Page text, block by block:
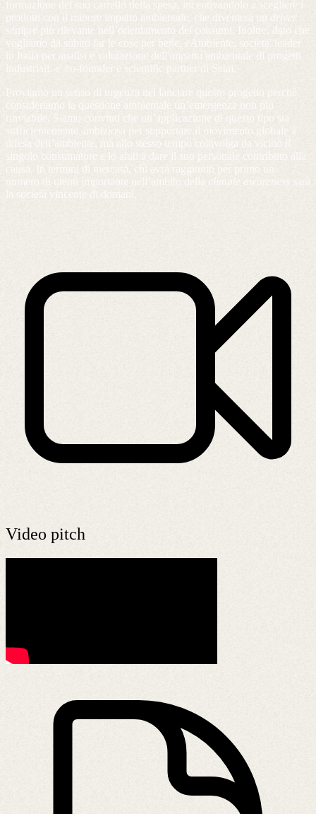
formazione del suo carrello della spesa, incentivandolo a scegliere i
prodotti con il minore impatto ambientale, che diventerà un driver
sempre più rilevante nell’orientamento dei consumi. Inoltre, dato che
vogliamo da subito far le cose per bene, eAmbiente, societa' leader
in Italia per analisi e valutazione dell'impatto ambientale di progetti
industriali, e' co-founder e scientific partner di Setai.
Proviamo un senso di urgenza nel lanciare questo progetto perché
consideriamo la questione ambientale un’emergenza non più
rinviabile. Siamo convinti che un’applicazione di questo tipo sia
sufficientemente ambiziosa per supportare il movimento globale a
difesa dell’ambiente, ma allo stesso tempo coinvolga da vicino il
singolo consumatore e lo aiuti a dare il suo personale contributo alla
causa. In termini di mercato, chi avrà raggiunto per primo un
numero di utenti importante nell’ambito della
climate awareness
sarà
la società vincente di domani.
Video pitch